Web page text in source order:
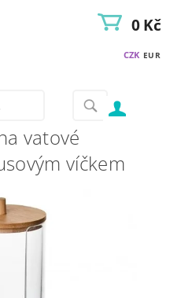
CZK EUR
0 Kč
vatové
víčkem